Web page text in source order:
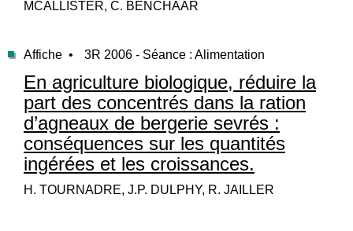
MCALLISTER, C. BENCHAAR
Affiche • 3R 2006 - Séance : Alimentation
En agriculture biologique, réduire la
part des concentrés dans la ration
d’agneaux de bergerie sevrés :
conséquences sur les quantités
ingérées et les croissances.
H. TOURNADRE, J.P. DULPHY, R. JAILLER